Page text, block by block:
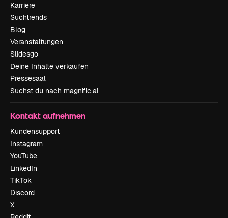
Karriere
Suchtrends
Blog
Veranstaltungen
Slidesgo
Deine Inhalte verkaufen
Pressesaal
Suchst du nach magnific.ai
Kontakt aufnehmen
Kundensupport
Instagram
YouTube
LinkedIn
TikTok
Discord
X